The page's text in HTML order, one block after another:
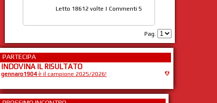
Letto 18612 volte | Commenti 5
Pag.
PARTECIPA
INDOVINA IL RISULTATO
gennaro1904è il campione 2025/2026!